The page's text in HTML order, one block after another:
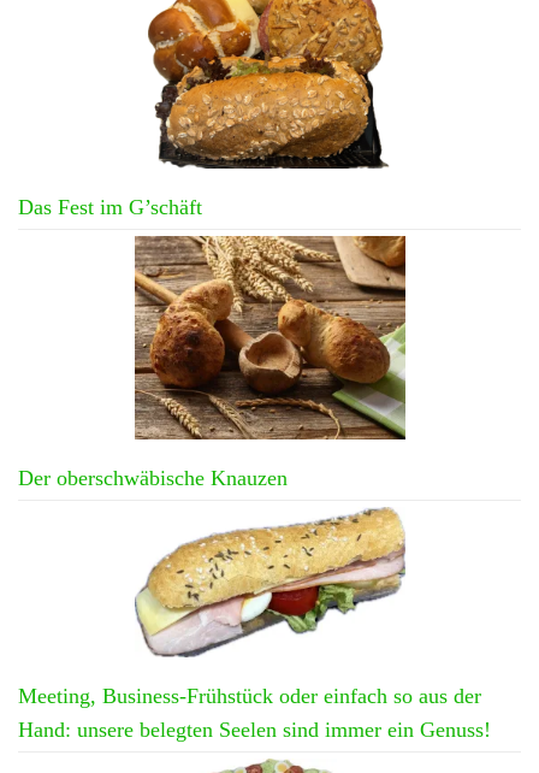
Das Fest im G’schäft
Der oberschwäbische Knauzen
Meeting, Business-Frühstück oder einfach so aus der
Hand: unsere belegten Seelen sind immer ein Genuss!